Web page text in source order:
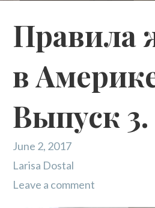
Правила
в
Выпуск 3.
June 2, 2017
Larisa Dostal
Leave a comment